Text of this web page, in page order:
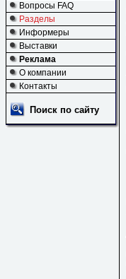
Вопросы FAQ
Разделы
Информеры
Выставки
Реклама
О компании
Контакты
Поиск по сайту